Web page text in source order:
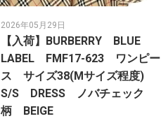
2026年05月29日
【入荷】BURBERRY BLUE
LABEL FMF17-623 ワンピー
ス サイズ38(Mサイズ程度)
S/S DRESS ノバチェック
柄 BEIGE